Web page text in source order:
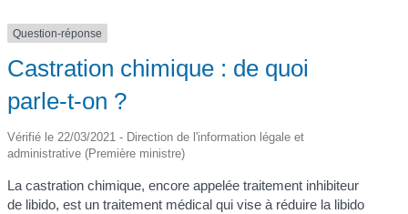
Question-réponse
Castration chimique : de quoi
parle-t-on ?
Vérifié le 22/03/2021 - Direction de l'information légale et
administrative (Première ministre)
La castration chimique, encore appelée traitement inhibiteur
de libido, est un traitement médical qui vise à réduire la libido